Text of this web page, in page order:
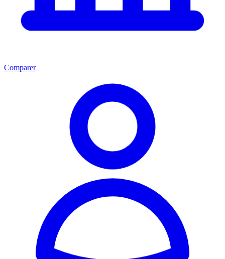
Comparer